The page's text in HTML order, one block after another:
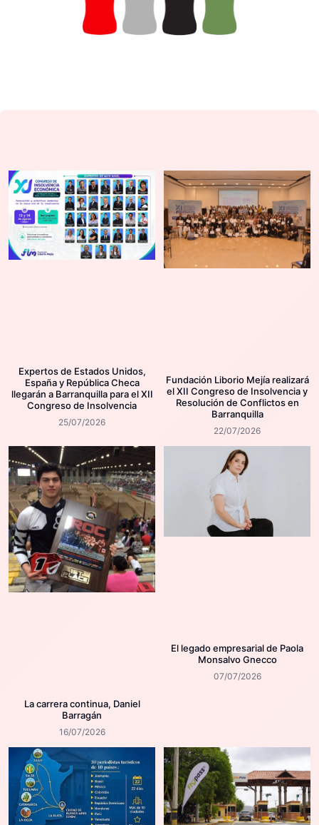
Expertos de Estados Unidos,
España y República Checa
llegarán a Barranquilla para el XII
Congreso de Insolvencia
25/07/2026
Fundación Liborio Mejía realizará
el XII Congreso de Insolvencia y
Resolución de Conflictos en
Barranquilla
22/07/2026
La carrera continua, Daniel
Barragán
16/07/2026
El legado empresarial de Paola
Monsalvo Gnecco
07/07/2026